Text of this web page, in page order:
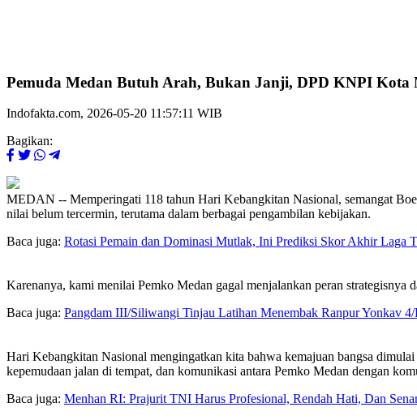
Pemuda Medan Butuh Arah, Bukan Janji, DPD KNPI Kota
Indofakta.com, 2026-05-20 11:57:11 WIB
Bagikan:
MEDAN -- Memperingati 118 tahun Hari Kebangkitan Nasional, semangat
nilai belum tercermin, terutama dalam berbagai pengambilan kebijakan.
Baca juga: Rotasi Pemain dan Dominasi Mutlak, Ini Prediksi Skor Akhir Laga
Karenanya, kami menilai Pemko Medan gagal menjalankan peran strategisnya
Baca juga: Pangdam III/Siliwangi Tinjau Latihan Menembak Ranpur Yonkav
Hari Kebangkitan Nasional mengingatkan kita bahwa kemajuan bangsa
kepemudaan jalan di tempat, dan komunikasi antara Pemko Medan dengan
Baca juga: Menhan RI: Prajurit TNI Harus Profesional, Rendah Hati, Dan